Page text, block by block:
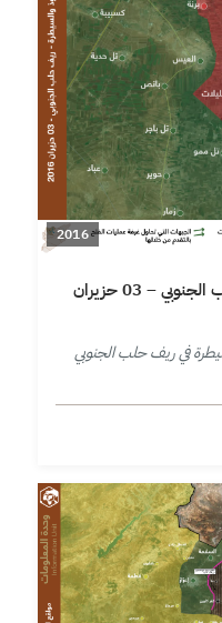
2016
مواقع النفوذ والسيطرة – ريف حلب الجنوبي – 03 حزيران
في ريف حلب الجنوبي